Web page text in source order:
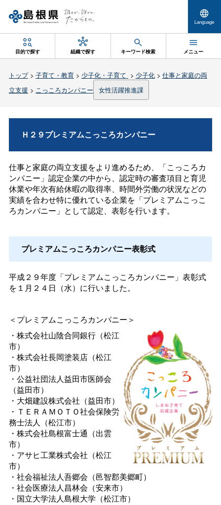
Language
目的で探す 組織で探す キーワード検索 メニュー
トップ> 子育て・教育> 少子化・子育て > 少子化> 仕事と家庭の両
立支援 > こっころカンパニー 女性活躍推進課
Ｈ２９プレミアムこっころカンパニー
仕事と家庭の両立支援をより進めるため、「こっころカ
ンパニー」認定企業の中から、認定時の審査項目と育児
休業や年次有給休暇の取得率、時間外労働の状況などの
実績を合わせ特に優れている企業を「プレミアムこっこ
ろカンパニー」として認定、表彰を行います。
プレミアムこっころカンパニー表彰式
平成２９年度「プレミアムこっころカンパニー」表彰式
を１月２４日（水）に行いました。
＜プレミアムこっころカンパニー＞
・株式会社山陰合同銀行（松江
市）
・株式会社長岡塗装店（松江
市）
・公益社団法人益田市医師会
（益田市）
・大畑建設株式会社（益田市）
・ＴＥＲＡＭＯＴＯ社会保険労
務士法人（松江市）
・株式会社島根富士通（出雲
市）
・アサヒ工業株式会社（松江
市）
・社会福祉法人吾郷会（邑智郡美郷町）
・社会医療法人昌林会（安来市）
・国立大学法人島根大学（松江市）